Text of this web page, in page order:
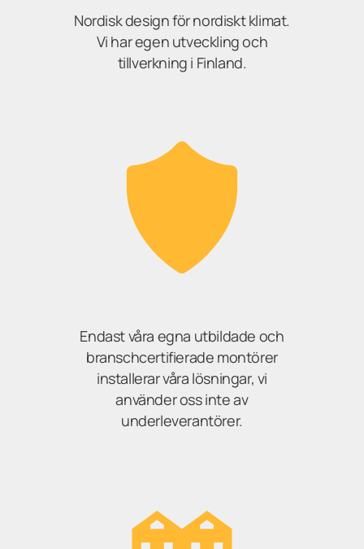
Nordisk design för nordiskt klimat.
Vi har egen utveckling och
tillverkning i Finland.
Endast våra egna utbildade och
branschcertifierade montörer
installerar våra lösningar, vi
använder oss inte av
underleverantörer.